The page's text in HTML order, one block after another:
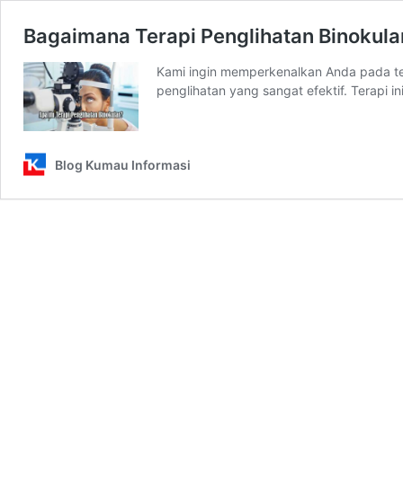
Bagaimana Terapi Penglihatan
Kami ingin memperkenalkan Anda pada
penglihatan yang sangat efektif. Terapi
Blog Kumau Informasi